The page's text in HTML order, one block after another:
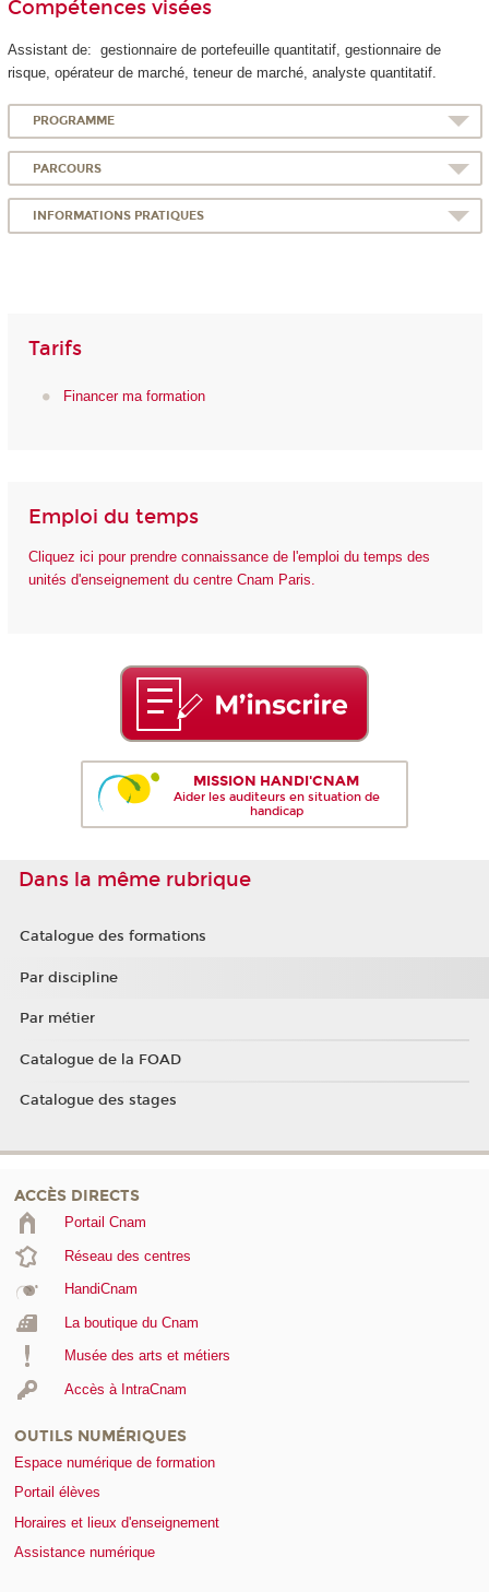
Compétences visées
Assistant de: gestionnaire de portefeuille quantitatif, gestionnaire de
risque, opérateur de marché, teneur de marché, analyste quantitatif.
PROGRAMME
PARCOURS
INFORMATIONS PRATIQUES
Tarifs
Financer ma formation
Emploi du temps
Cliquez ici pour prendre connaissance de l'emploi du temps des
unités d'enseignement du centre Cnam Paris.
MISSION HANDI'CNAM
Aider les auditeurs en situation de
handicap
Dans la même rubrique
Catalogue des formations
Par discipline
Par métier
Catalogue de la FOAD
Catalogue des stages
ACCÈS DIRECTS
Portail Cnam
Réseau des centres
HandiCnam
La boutique du Cnam
Musée des arts et métiers
Accès à IntraCnam
OUTILS NUMÉRIQUES
Espace numérique de formation
Portail élèves
Horaires et lieux d'enseignement
Assistance numérique